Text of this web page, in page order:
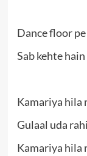
Dance floor
Sab kehte
Kamariya hila
Gulaal uda
Kamariya hila